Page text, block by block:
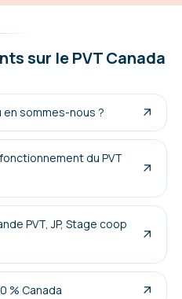
sur le PVT Canada
en sommes-nous ?
du PVT
PVT, JP, Stage coop
% Canada